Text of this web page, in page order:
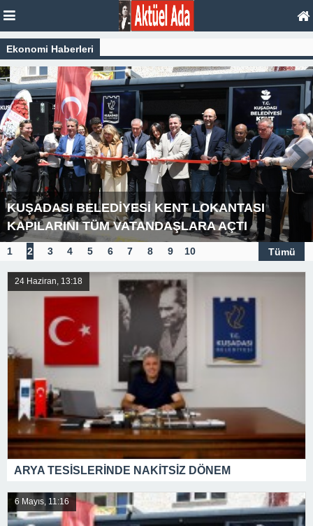
Ekonomi Haberleri
KUŞADASI BELEDİYESİ KENT LOKANTASI
KAPILARINI TÜM VATANDAŞLARA AÇTI
1 2 3 4 5 6 7 8 9 10 Tümü
24 Haziran, 13:18
ARYA TESİSLERİNDE NAKİTSİZ DÖNEM
6 Mayıs, 11:16